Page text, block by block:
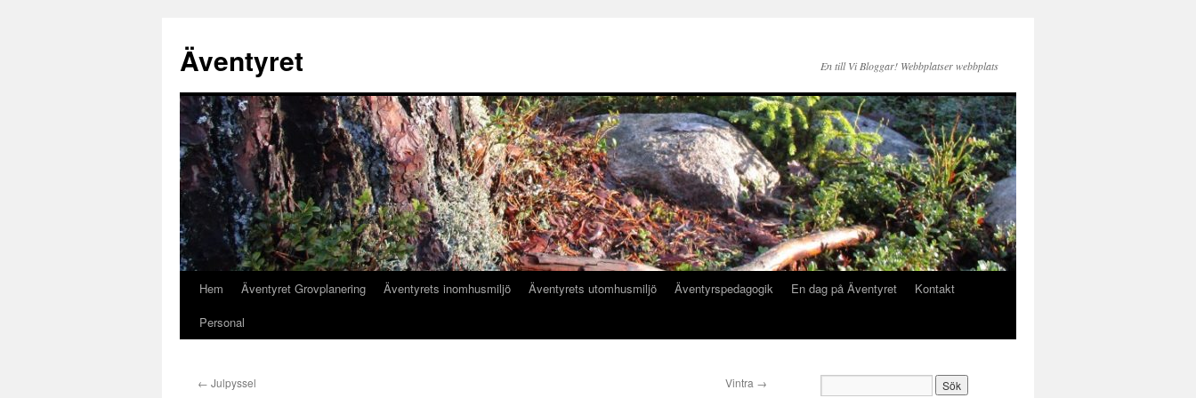
Äventyret En till Vi Bloggar! Webbplatser webbplats
Hoppa
Hem Äventyret Grovplanering Äventyrets inomhusmiljö Äventyrets utomhusmiljö Äventyrspedagogik En dag på Äventyret
Kontakt
Personal
← Julpyssel Vintra →